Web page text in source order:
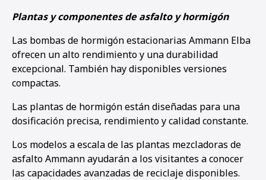
Plantas y componentes de asfalto y hormigón
Las bombas de hormigón estacionarias Ammann Elba
ofrecen un alto rendimiento y una durabilidad
excepcional. También hay disponibles versiones
compactas.
Las plantas de hormigón están diseñadas para una
dosificación precisa, rendimiento y calidad constante.
Los modelos a escala de las plantas mezcladoras de
asfalto Ammann ayudarán a los visitantes a conocer
las capacidades avanzadas de reciclaje disponibles.